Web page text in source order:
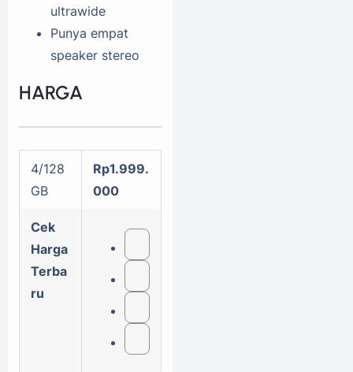
ultrawide
Punya empat
speaker stereo
HARGA
4/128
GB
Rp1.999.
000
Cek
Harga
Terba
ru